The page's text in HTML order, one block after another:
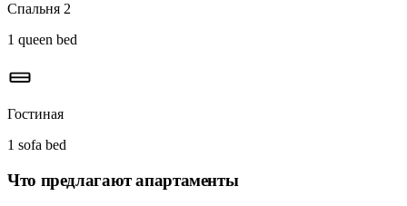
Спальня 2
1 queen bed
Гостиная
1 sofa bed
Что предлагают апартаменты